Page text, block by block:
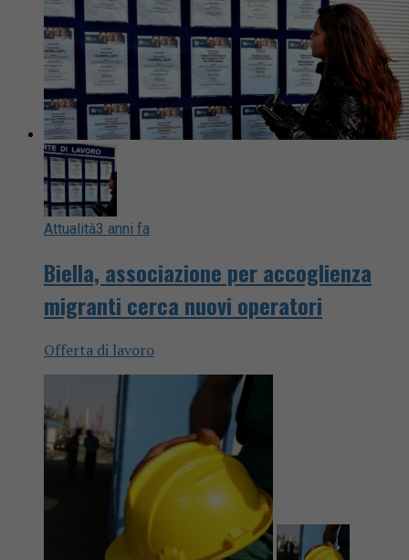
Attualità3 anni fa
Biella, associazione per accoglienza
migranti cerca nuovi operatori
Offerta di lavoro